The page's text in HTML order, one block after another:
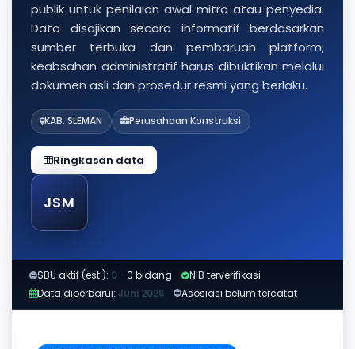
publik untuk penilaian awal mitra atau penyedia.
Data disajikan secara informatif berdasarkan
sumber terbuka dan pembaruan platform;
keabsahan administratif harus dibuktikan melalui
dokumen asli dan prosedur resmi yang berlaku.
KAB. SLEMAN Perusahaan Konstruksi
Ringkasan data
JSM
SBU aktif (est.): 0 · 0 bidang
NIB terverifikasi
Data diperbarui: Juni 2026 Asosiasi belum tercatat